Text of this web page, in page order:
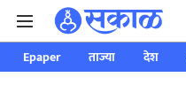
Epaper ताज्या देश